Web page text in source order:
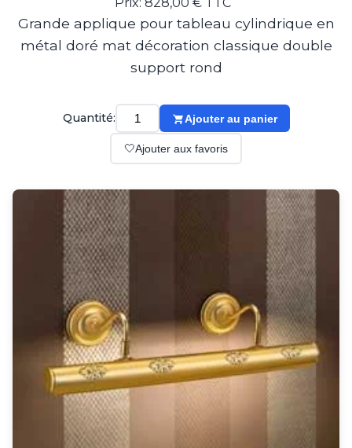
Montagne
Plafonnier
Lustre
Applique d'extérieur
Balise d'extérieur
Lampadaire d'extérieur
Lampe d'extérieur
Plafonnier d'extérieur
Spot & projecteur d'extérieur
Suspension d'extérieur
Tapis contemporain
Tapis en peau
Enfants
Luminaire enfant
Prix: 828,00 € TTC
Grande applique pour tableau cylindrique en
métal doré mat décoration classique double
support rond
Quantité: Ajouter au panier
🤍Ajouter aux favoris